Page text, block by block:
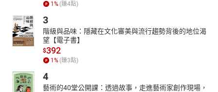
它不僅是一部強調女性安全的指南，更是一本注重心靈成長的寶
典。作者鼓勵讀者面對面對心靈創傷，主動地做出自我治療與調
適，指引個人的成長，讓每位女性都能活出獨一無二、精采的人
生。
1 % (賺4點)
3
階級與品味：隱藏在文化審美與流行趨勢背後的地位渴
望【電子書】
$392
1 % (賺3點)
4
藝術的40堂公開課：透過故事，走進藝術家創作現場，